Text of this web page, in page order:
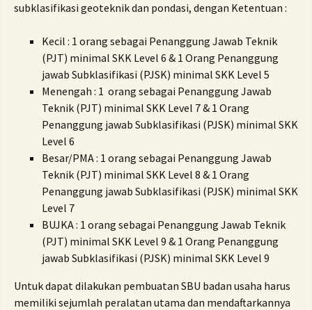
subklasifikasi geoteknik dan pondasi, dengan Ketentuan :
Kecil : 1 orang sebagai Penanggung Jawab Teknik
(PJT) minimal SKK Level 6 & 1 Orang Penanggung
jawab Subklasifikasi (PJSK) minimal SKK Level 5
Menengah : 1 orang sebagai Penanggung Jawab
Teknik (PJT) minimal SKK Level 7 & 1 Orang
Penanggung jawab Subklasifikasi (PJSK) minimal SKK
Level 6
Besar/PMA : 1 orang sebagai Penanggung Jawab
Teknik (PJT) minimal SKK Level 8 & 1 Orang
Penanggung jawab Subklasifikasi (PJSK) minimal SKK
Level 7
BUJKA : 1 orang sebagai Penanggung Jawab Teknik
(PJT) minimal SKK Level 9 & 1 Orang Penanggung
jawab Subklasifikasi (PJSK) minimal SKK Level 9
Untuk dapat dilakukan pembuatan SBU badan usaha harus
memiliki sejumlah peralatan utama dan mendaftarkannya